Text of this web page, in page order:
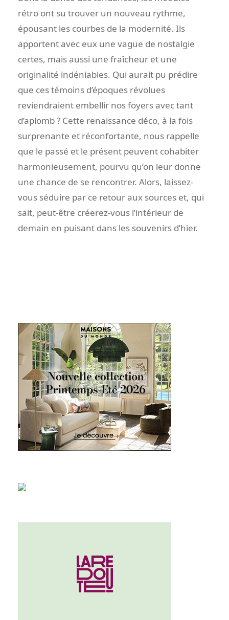
rétro ont su trouver un nouveau rythme,
épousant les courbes de la modernité. Ils
apportent avec eux une vague de nostalgie
certes, mais aussi une fraîcheur et une
originalité indéniables. Qui aurait pu prédire
que ces témoins d’époques révolues
reviendraient embellir nos foyers avec tant
d’aplomb ? Cette renaissance déco, à la fois
surprenante et réconfortante, nous rappelle
que le passé et le présent peuvent cohabiter
harmonieusement, pourvu qu’on leur donne
une chance de se rencontrer. Alors, laissez-
vous séduire par ce retour aux sources et, qui
sait, peut-être créerez-vous l’intérieur de
demain en puisant dans les souvenirs d’hier.